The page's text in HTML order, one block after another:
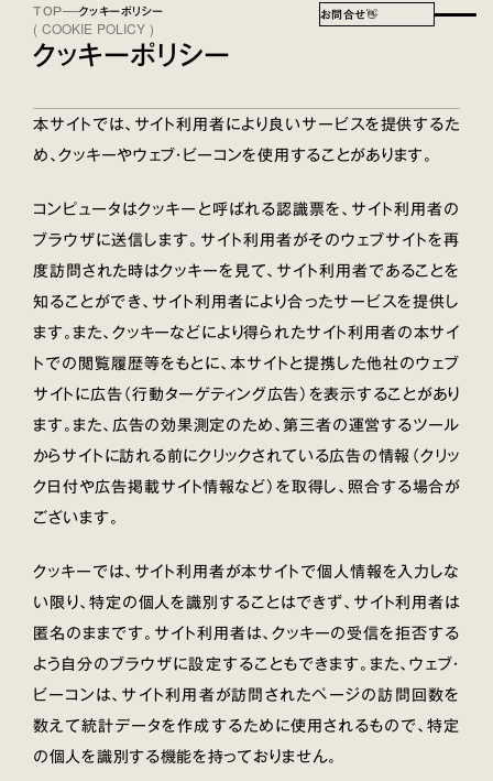
お問合せ👋
( COOKIE POLICY )
TOP クッキーポリシー
クッキーポリシー
本サイトでは、サイト利用者により良いサービスを提供するた
め、クッキーやウェブ・ビーコンを使用することがあります。
コンピュータはクッキーと呼ばれる認識票を、サイト利用者の
ブラウザに送信します。サイト利用者がそのウェブサイトを再
度訪問された時はクッキーを見て、サイト利用者であることを
知ることができ、サイト利用者により合ったサービスを提供し
ます。また、クッキーなどにより得られたサイト利用者の本サイ
トでの閲覧履歴等をもとに、本サイトと提携した他社のウェブ
サイトに広告（行動ターゲティング広告）を表示することがあり
ます。また、広告の効果測定のため、第三者の運営するツール
からサイトに訪れる前にクリックされている広告の情報（クリッ
ク日付や広告掲載サイト情報など）を取得し、照合する場合が
ございます。
クッキーでは、サイト利用者が本サイトで個人情報を入力しな
い限り、特定の個人を識別することはできず、サイト利用者は
匿名のままです。サイト利用者は、クッキーの受信を拒否する
よう自分のブラウザに設定することもできます。また、ウェブ・
ビーコンは、サイト利用者が訪問されたページの訪問回数を
数えて統計データを作成するために使用されるもので、特定
の個人を識別する機能を持っておりません。